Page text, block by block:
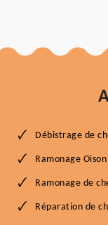
Débistrage de
Ramonage
Ramonage de
Réparation de